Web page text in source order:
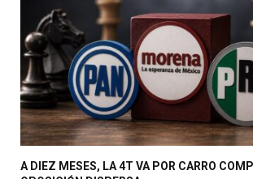
A DIEZ MESES, LA 4T VA POR CARRO